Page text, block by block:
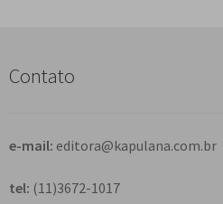
a
Contato
e-mail: editora@kapulana.com.br
tel: (11)3672-1017